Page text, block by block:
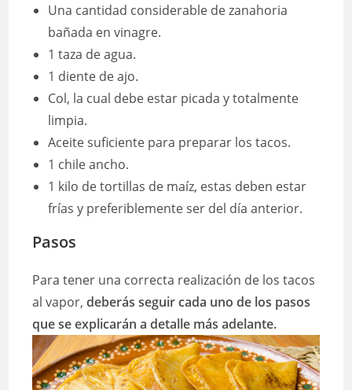
Una cantidad considerable de zanahoria
bañada en vinagre.
1 taza de agua.
1 diente de ajo.
Col, la cual debe estar picada y totalmente
limpia.
Aceite suficiente para preparar los tacos.
1 chile ancho.
1 kilo de tortillas de maíz, estas deben estar
frías y preferiblemente ser del día anterior.
Pasos
Para tener una correcta realización de los tacos
al vapor,deberás seguir cada uno de los pasos
que se explicarán a detalle más adelante.